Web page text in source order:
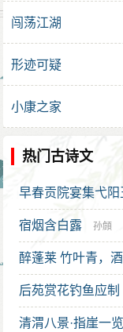
闯荡江湖
形迹可疑
小康之家
热门古诗文
早春贡院宴集弋阳
宿烟含白露 孙頠
醉蓬莱 竹叶青，
倚圣求体 吴梅
后苑赏花钓鱼应制
清渭八景·指崖一览